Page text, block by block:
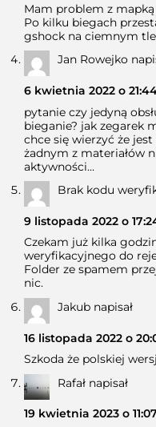
Mam problem z
Po kilku biegach
gshock na ciemnym
Jan Rowejko
6 kwietnia 2022 o
pytanie czy jedyną
bieganie? jak zegarek
chce się wierzyć że
żadnym z materiałów
aktywności…
Brak kodu
9 listopada 2022 o
Czekam już kilka
weryfikacyjnego do
Folder ze spamem
nic.
Jakub napisał
16 listopada 2022 o
Szkoda że polskiej
Rafał napisał
19 kwietnia 2023 o 11:07